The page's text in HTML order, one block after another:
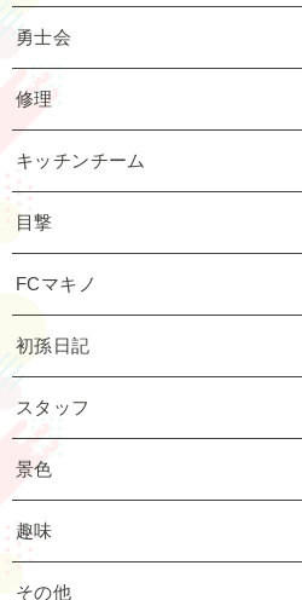
勇士会
修理
キッチンチーム
目撃
FCマキノ
初孫日記
スタッフ
景色
趣味
その他